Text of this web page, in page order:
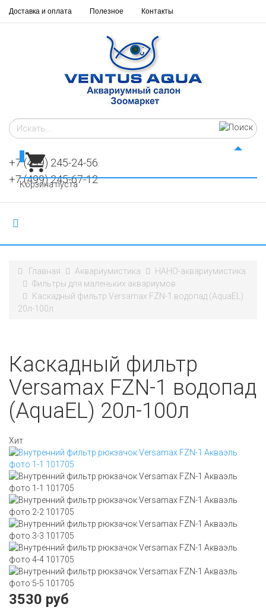
Доставка и оплата Полезное Контакты
+7 (499) 245-24-56
+7 (499) 245-67-12
Корзина пуста
Главная Аквариумистика
НАНО-аквариумистика
Фильтры для маленьких аквариумов
Каскадный фильтр Versamax FZN-1 водопад (AquaEL)
20л-100л
Каскадный фильтр
Versamax FZN-1 водопад
(AquaEL) 20л-100л
Хит
3530 руб